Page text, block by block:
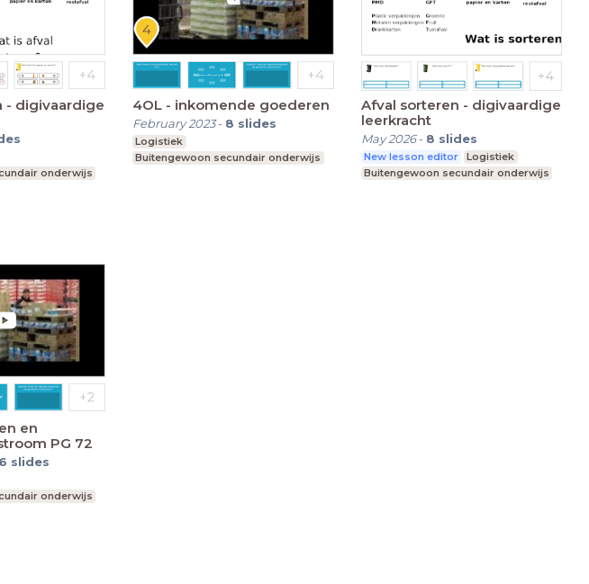
- digivaardige
onderwijs
4OL - inkomende goederen
February 2023- 8 slides
Logistiek
Buitengewoon secundair onderwijs
Afval sorteren - digivaardige
leerkracht
May 2026- 8 slides
New lesson editor
Logistiek
Buitengewoon secundair onderwijs
en
PG 72
6 slides
onderwijs